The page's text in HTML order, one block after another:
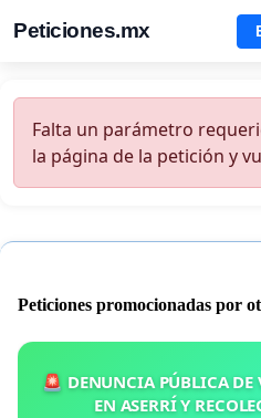
Peticiones.mx
Falta un parámetro
la página de la petición y
Peticiones promocionadas por
🚨 DENUNCIA PÚBLICA
EN ASERRÍ Y